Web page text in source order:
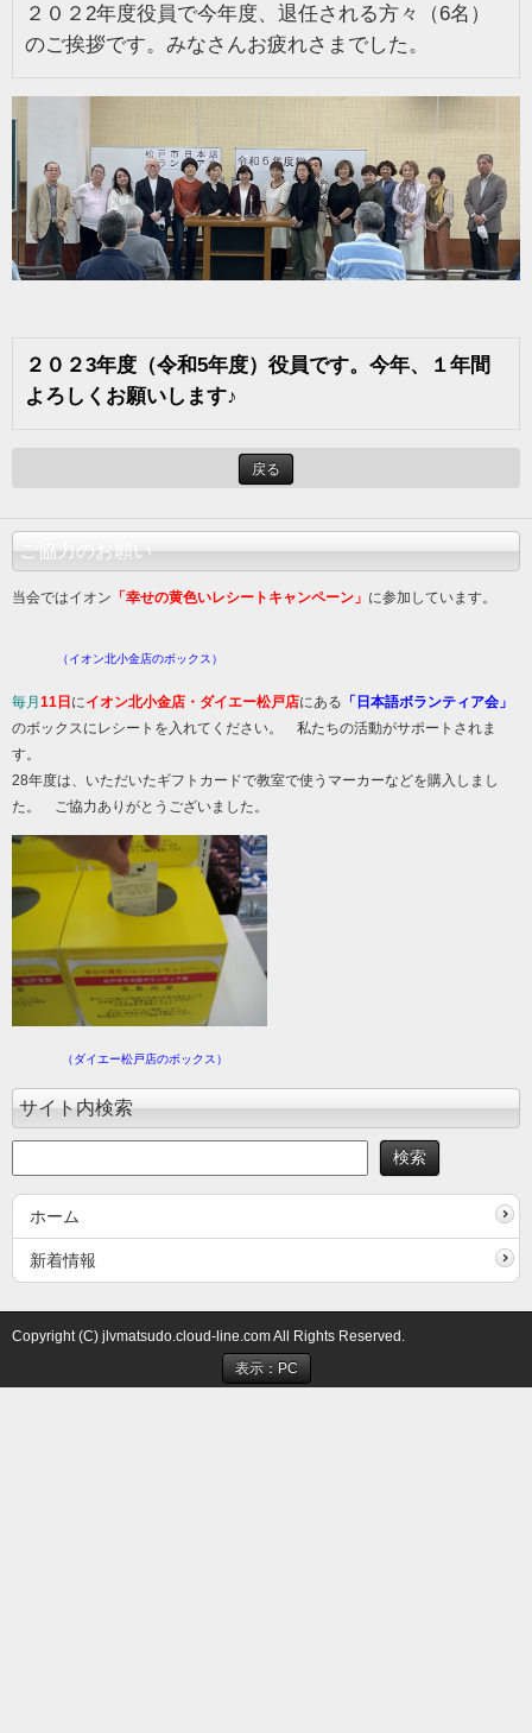
２０２2年度役員で今年度、退任される方々（6名）
のご挨拶です。みなさんお疲れさまでした。
２０２3年度（令和5年度）役員です。今年、１年間
よろしくお願いします♪
戻る
ご協力のお願い
当会ではイオン 「幸せの黄色いレシートキャンペーン」 に参加しています。
（イオン北小金店のボックス）
毎月11日にイオン北小金店・ダイエー松戸店にある 「日本語ボランティア会」
のボックスにレシートを入れてください。 私たちの活動がサポートされま
す。
28年度は、いただいたギフトカードで教室で使うマーカーなどを購入しまし
た。 ご協力ありがとうございました。
（ダイエー松戸店のボックス）
サイト内検索
ホーム
新着情報
Copyright (C) jlvmatsudo.cloud-line.com All Rights Reserved.
表示：PC